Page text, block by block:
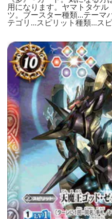
用になります。ヤマトタケ
ツ。ブースター種類...テーマ
テゴリ...スピリット種類...ス